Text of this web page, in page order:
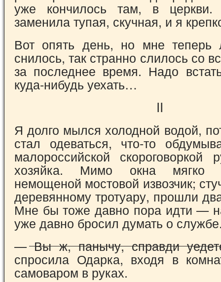
уже кончилось там, в
заменила тупая, скучная, и я
Вот опять день, но мне теперь
снилось, так странно слилось со
за последнее время. Надо
куда-нибудь уехать…
II
Я долго мылся холодной водой,
стал одеваться, что-то
малороссийской скороговоркой
хозяйка. Мимо окна мягко
немощеной мостовой извозчик;
деревянному тротуару, прошли
Мне бы тоже давно пора идти —
уже давно бросил думать о
— Вы ж, панычу, справди
спросила Одарка, входя в
самоваром в руках.